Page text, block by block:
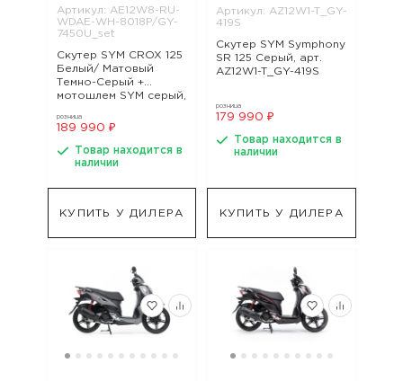
Артикул: AE12W8-RU-
WDAE-WH-8018P/GY-
7450U_set
Скутер SYM CROX 125
Белый/ Матовый
Темно-Серый +
мотошлем SYM серый,
WDAE-WH-8018P/GY-
розница
189 990 ₽
Товар находится в
наличии
КУПИТЬ У ДИЛЕРА
Артикул: AZ12W1-T_GY-
419S
Скутер SYM Symphony
SR 125 Серый, арт.
AZ12W1-T_GY-419S
розница
179 990 ₽
Товар находится в
наличии
КУПИТЬ У ДИЛЕРА